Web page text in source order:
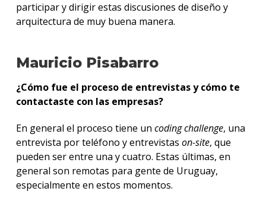
participar y dirigir estas discusiones de diseño y
arquitectura de muy buena manera.
Mauricio Pisabarro
¿Cómo fue el proceso de entrevistas y cómo te
contactaste con las empresas?
En general el proceso tiene un coding challenge, una
entrevista por teléfono y entrevistas on-site, que
pueden ser entre una y cuatro. Estas últimas, en
general son remotas para gente de Uruguay,
especialmente en estos momentos.